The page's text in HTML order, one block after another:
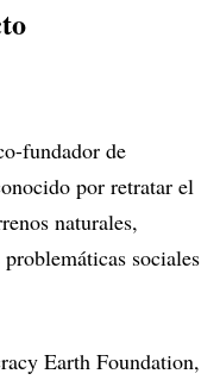
fundador de
por retratar el
naturales,
sociales
Earth Foundation,